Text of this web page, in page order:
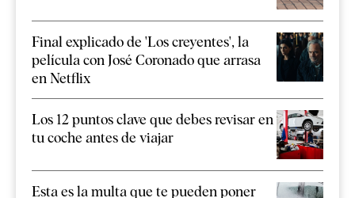
Final explicado de 'Los creyentes', la
película con José Coronado que arrasa
en Netflix
Los 12 puntos clave que debes revisar en
tu coche antes de viajar
Esta es la multa que te pueden poner